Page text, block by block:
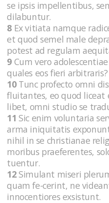
se ipsis impellentibus,
dilabuntur.
8 Ex vitiata namque
et quod semel male
potest ad regulam
9 Cum vero
quales eos fieri arbitraris?
10Tunc profecto omni
fluitantes, eo quod liceat
libet, omni studio se
11 Sic enim voluntaria
arma iniquitatis
nihil in se christianae
moribus praeferentes,
tuentur.
12Simulant miseri
quam fe-cerint, ne
innocentiores exsistunt.